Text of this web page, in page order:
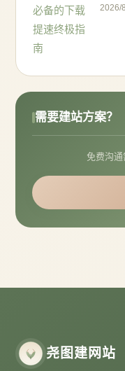
2026/
需要建站方案？
免费沟通
尧图建网站